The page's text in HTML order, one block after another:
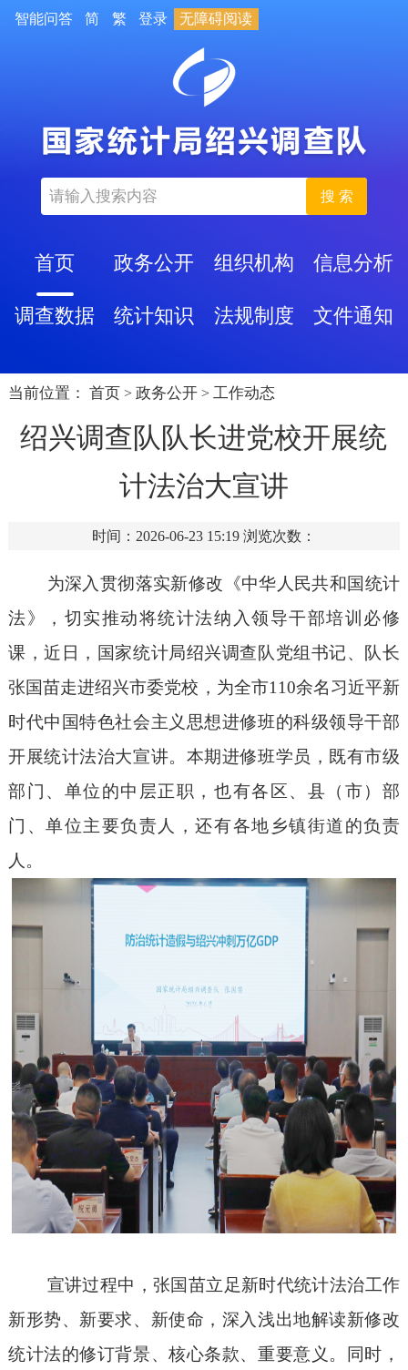
智能问答 简 繁 登录 无障碍阅读
搜 索
首页 政务公开 组织机构 信息分析
调查数据 统计知识 法规制度 文件通知
当前位置： 首页 > 政务公开 > 工作动态
绍兴调查队队长进党校开展统
计法治大宣讲
时间：2026-06-23 15:19 浏览次数：
为深入贯彻落实新修改《中华人民共和国统计
法》，切实推动将统计法纳入领导干部培训必修
课，近日 ，国家统计局绍兴调查队党组书记、队长
张国苗走进绍兴市委党校，为全市110余名习近平新
时代中国特色社会主义思想进修班的科级领导干部
开展统计法治大宣讲。本期进修班学员，既有市级
部门、单位的中层正职，也有各区、县（市）部
门、单位主要负责人，还有各地乡镇街道的负责
人。
宣讲过程中，张国苗立足新时代统计法治工作
新形势、新要求、新使命，深入浅出地解读新修改
统计法的修订背景、核心条款、重要意义。同时，